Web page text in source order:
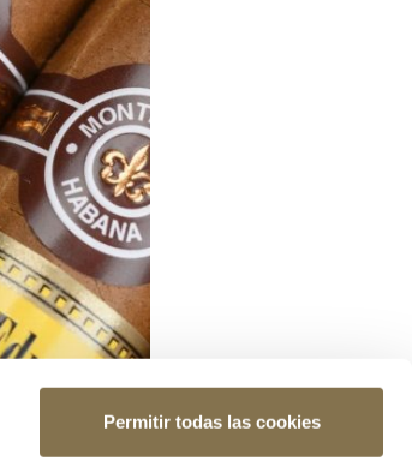
Permitir todas las cookies